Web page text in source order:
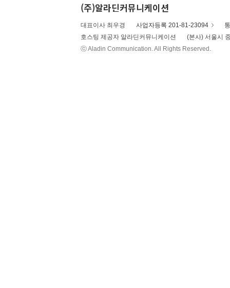
(주)알라딘커뮤니케이션
대표이사 최우경 사업자등록 201-81-23094
호스팅 제공자 알라딘커뮤니케이션
(본사) 서울시
ⓒ Aladin Communication. All Rights Reserved.